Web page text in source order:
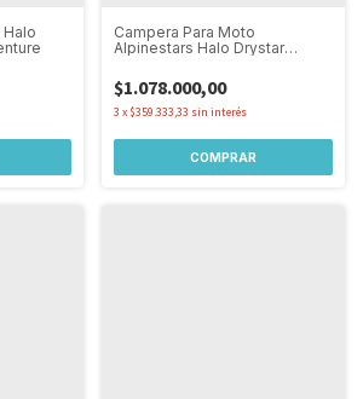
Campera Para Moto
Alpinestars Halo Drystar
$1.078.000,00
3 x $359.333,33 sin interés
COMPRAR